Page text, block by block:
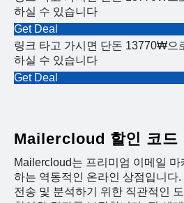
하실 수 있습니다
Get Deal
링크 타고 가시면 단돈 13770₩으
하실 수 있습니다
Get Deal
Mailercloud 할인 코드
Mailercloud는 프리미엄 이메일
하는 역동적인 온라인 상점입니다
전송 및 분석하기 위한 직관적인